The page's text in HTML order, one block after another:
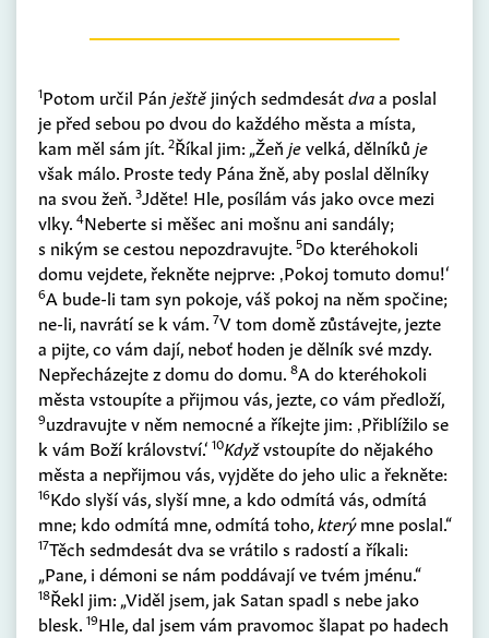
1Potom určil Pán ještě jiných sedmdesátdvaa poslal
je před sebou po dvou do každého města a místa,
kam měl sám jít. 2Říkal jim: „Žeň jevelká, dělníků je
však málo. Proste tedy Pána žně, aby poslal dělníky
na svou žeň. 3Jděte! Hle, posílám vás jako ovce mezi
vlky. 4Neberte si měšec ani mošnu ani sandály;
s nikým se cestou nepozdravujte. 5Do kteréhokoli
domu vejdete, řekněte nejprve: ‚Pokoj tomuto domu!‘
6A bude-li tam syn pokoje, váš pokoj na něm spočine;
ne-li, navrátí se k vám. 7V tom domě zůstávejte, jezte
a pijte, co vám dají, neboť hoden je dělník své mzdy.
Nepřecházejte z domu do domu. 8A do kteréhokoli
města vstoupíte a přijmou vás, jezte, co vám předloží,
9uzdravujte v něm nemocné a říkejte jim: ‚Přiblížilo se
k vám Boží království.‘ 10Kdyžvstoupíte do nějakého
města a nepřijmou vás, vyjděte do jeho ulic a řekněte:
16Kdo slyší vás, slyší mne, a kdo odmítá vás, odmítá
mne; kdo odmítá mne, odmítá toho,kterýmne poslal.“
17Těch sedmdesát dva se vrátilo s radostí a říkali:
„Pane, i démoni se nám poddávají ve tvém jménu.“
18Řekl jim: „Viděl jsem, jak Satan spadl s nebe jako
blesk. 19Hle, dal jsem vám pravomoc šlapat po hadech